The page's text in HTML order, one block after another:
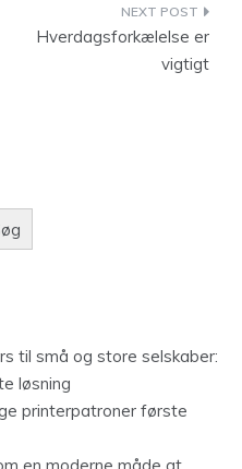
Hverdagsforkælelse er
vigtigt
til små og store selskaber:
løsning
printerpatroner første